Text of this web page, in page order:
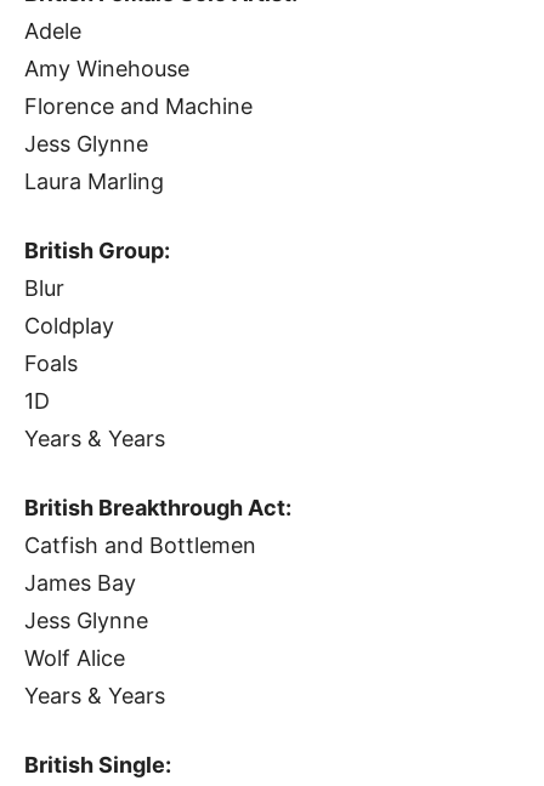
Adele
Amy Winehouse
Florence and Machine
Jess Glynne
Laura Marling
British Group:
Blur
Coldplay
Foals
1D
Years & Years
British Breakthrough Act:
Catfish and Bottlemen
James Bay
Jess Glynne
Wolf Alice
Years & Years
British Single: